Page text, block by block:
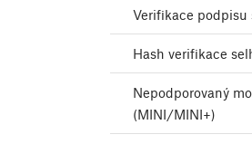
Verifikace
Hash verifikace
Nepodporovaný
(MINI/MINI+)